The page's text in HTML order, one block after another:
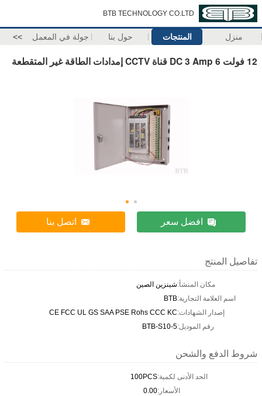
BTB TECHNOLOGY CO.LTD
منزل المنتجات حول بنا جولة في المعمل >>
12 فولت DC 3 Amp 6 قناة CCTV إمدادات الطاقة غير المتقطعة
افضل سعر اتصل بنا
تفاصيل المنتج
مكان المنشأ:شينزين الصين
اسم العلامة التجارية:BTB
إصدار الشهادات:CE FCC UL GS SAA PSE Rohs CCC KC
رقم الموديل:BTB-S10-5
شروط الدفع والشحن
الحد الأدنى لكمية:100PCS
الأسعار:0.00